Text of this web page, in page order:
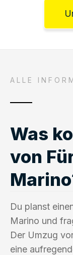
ALLE
Was
von
Du planst
Marino und
Der Umzug
eine